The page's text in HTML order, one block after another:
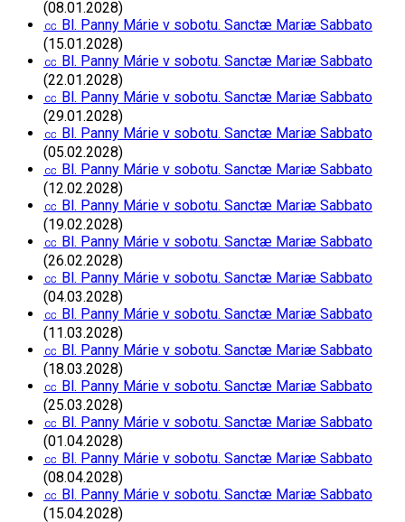
(08.01.2028)
㏄ Bl. Panny Márie v sobotu. Sanctæ Mariæ Sabbato
(15.01.2028)
㏄ Bl. Panny Márie v sobotu. Sanctæ Mariæ Sabbato
(22.01.2028)
㏄ Bl. Panny Márie v sobotu. Sanctæ Mariæ Sabbato
(29.01.2028)
㏄ Bl. Panny Márie v sobotu. Sanctæ Mariæ Sabbato
(05.02.2028)
㏄ Bl. Panny Márie v sobotu. Sanctæ Mariæ Sabbato
(12.02.2028)
㏄ Bl. Panny Márie v sobotu. Sanctæ Mariæ Sabbato
(19.02.2028)
㏄ Bl. Panny Márie v sobotu. Sanctæ Mariæ Sabbato
(26.02.2028)
㏄ Bl. Panny Márie v sobotu. Sanctæ Mariæ Sabbato
(04.03.2028)
㏄ Bl. Panny Márie v sobotu. Sanctæ Mariæ Sabbato
(11.03.2028)
㏄ Bl. Panny Márie v sobotu. Sanctæ Mariæ Sabbato
(18.03.2028)
㏄ Bl. Panny Márie v sobotu. Sanctæ Mariæ Sabbato
(25.03.2028)
㏄ Bl. Panny Márie v sobotu. Sanctæ Mariæ Sabbato
(01.04.2028)
㏄ Bl. Panny Márie v sobotu. Sanctæ Mariæ Sabbato
(08.04.2028)
㏄ Bl. Panny Márie v sobotu. Sanctæ Mariæ Sabbato
(15.04.2028)